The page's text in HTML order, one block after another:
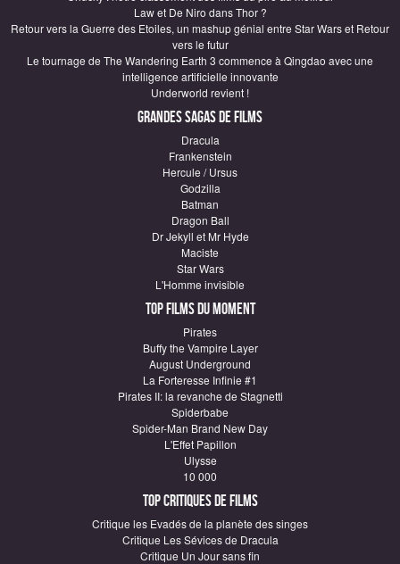
Law et De Niro dans Thor ?
Retour vers la Guerre des Etoiles, un mashup génial entre Star Wars et Retour
vers le futur
Le tournage de The Wandering Earth 3 commence à Qingdao avec une
intelligence artificielle innovante
Underworld revient !
Grandes sagas de Films
Dracula
Frankenstein
Hercule / Ursus
Godzilla
Batman
Dragon Ball
Dr Jekyll et Mr Hyde
Maciste
Star Wars
L'Homme invisible
Top Films du moment
Pirates
Buffy the Vampire Layer
August Underground
La Forteresse Infinie #1
Pirates II: la revanche de Stagnetti
Spiderbabe
Spider-Man Brand New Day
L'Effet Papillon
Ulysse
10 000
Top critiques de Films
Critique les Evadés de la planète des singes
Critique Les Sévices de Dracula
Critique Un Jour sans fin